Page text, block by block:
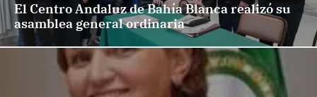
El Centro Andaluz de Bahía Blanca realizó su
asamblea general ordinaria